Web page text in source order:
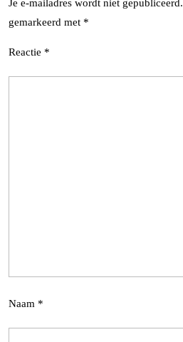
Je e-mailadres wordt niet gepubliceerd.
gemarkeerd met *
Reactie *
Naam *